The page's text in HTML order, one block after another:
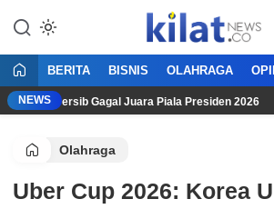
KilatNews.co
Mencerdaskan Anak
BERITA BISNIS OLAHRAGA
NEWS
Persib Gagal Juara Piala Presiden 2026
Olahraga
Uber Cup 2026: Korea